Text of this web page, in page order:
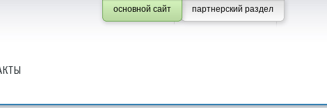
партнерский раздел
основной сайт